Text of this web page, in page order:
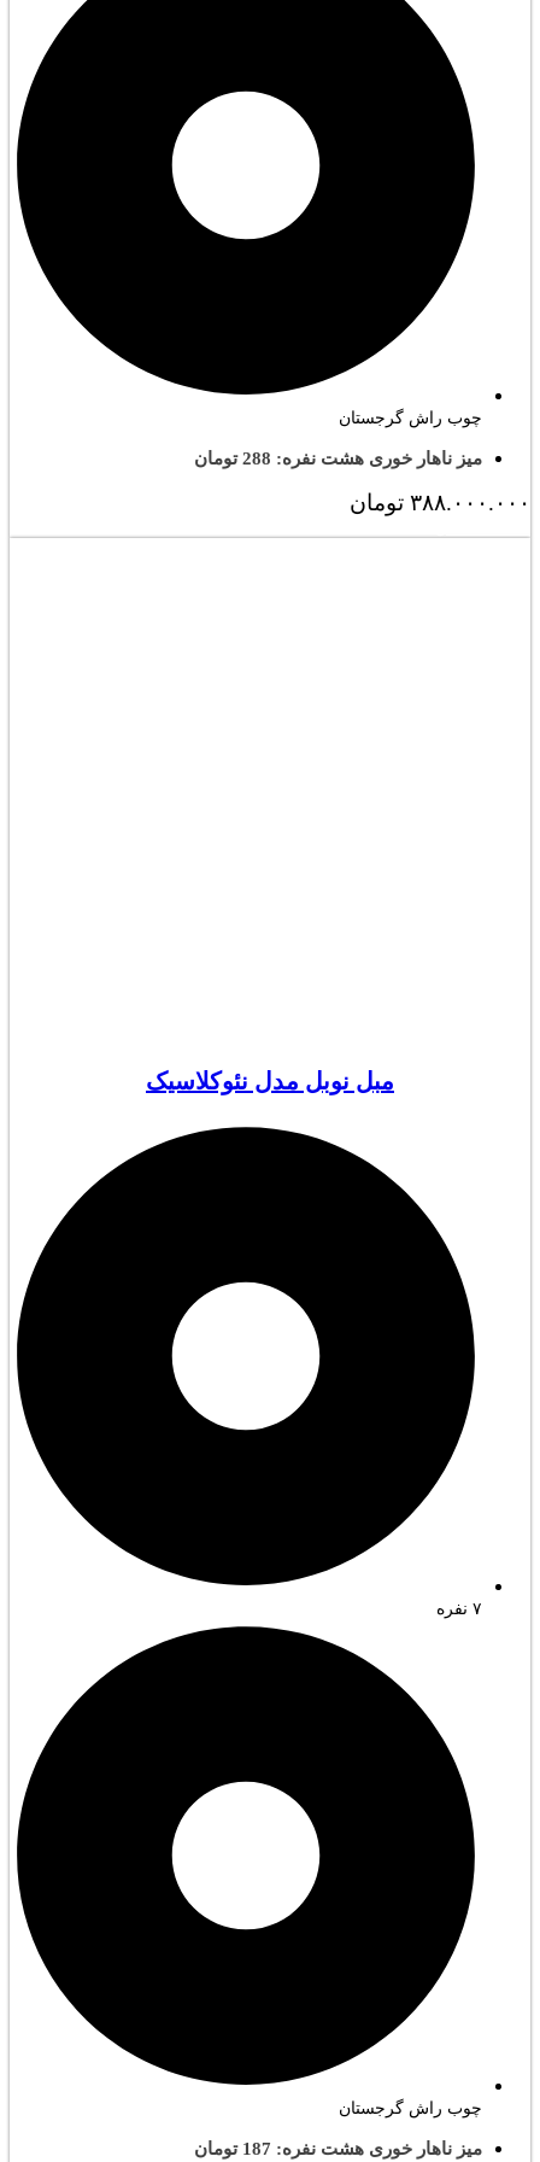
چوب راش گرجستان
میز ناهار خوری هشت نفره: 288 تومان
۳۸۸.۰۰۰.۰۰۰ تومان
مبل نوبل مدل نئوکلاسیک
۷ نفره
چوب راش گرجستان
میز ناهار خوری هشت نفره: 187 تومان